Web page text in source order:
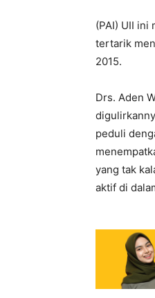
(PAI) UII ini
tertarik
2015.
Drs. Aden
peduli
yang tak
aktif di